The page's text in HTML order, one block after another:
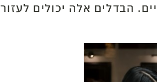
הבדלים אלה יכולים